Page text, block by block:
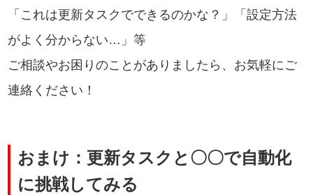
「これは更新タスクでできるのかな？」「設定方法
がよく分からない…」等
ご相談やお困りのことがありましたら、お気軽にご
連絡ください！
おまけ：更新タスクと〇〇で自動化
に挑戦してみる